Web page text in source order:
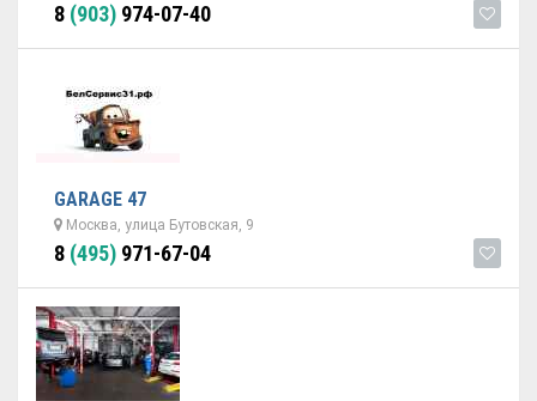
8 (903) 974-07-40
GARAGE 47
Москва, улица Бутовская, 9
8 (495) 971-67-04